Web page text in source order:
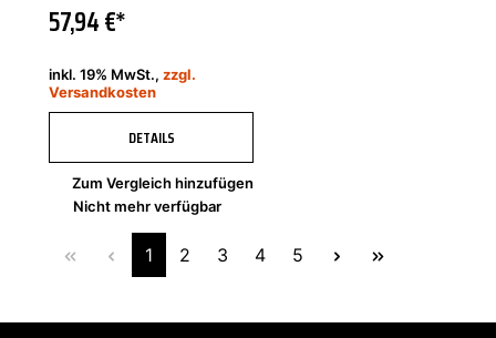
57,94 €*
inkl. 19% MwSt., zzgl.
Versandkosten
DETAILS
Zum Vergleich hinzufügen
Nicht mehr verfügbar
1 2 3 4 5